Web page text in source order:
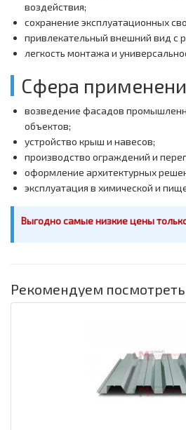
воздействия;
сохранение эксплуатационных
привлекательный внешний вид с
легкость монтажа и
Сфера
возведение фасадов
объектов;
устройство крыш и навесов;
производство ограждений и
оформление архитектурных
эксплуатация в химической и
Выгодно самые низкие цены
Рекомендуем посмотреть